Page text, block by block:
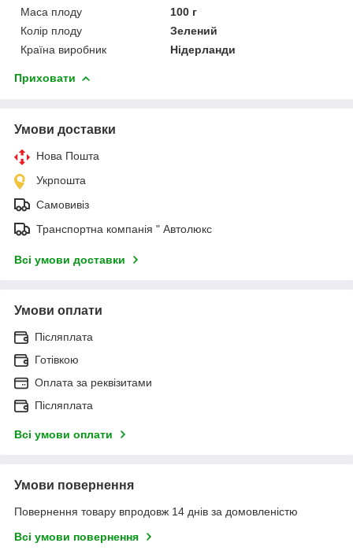
Маса плоду
100 г
Колір плоду
Зелений
Країна виробник
Нідерланди
Приховати
Умови доставки
Нова Пошта
Укрпошта
Самовивіз
Транспортна компанія " Автолюкс
Всі умови доставки
Умови оплати
Післяплата
Готівкою
Оплата за реквізитами
Післяплата
Всі умови оплати
Умови повернення
Повернення товару впродовж 14 днів за домовленістю
Всі умови повернення